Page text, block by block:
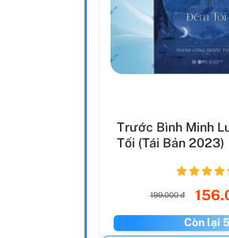
Trước Bình Minh
Tối (Tái Bản 2023)
199.000 đ
Còn lại 5